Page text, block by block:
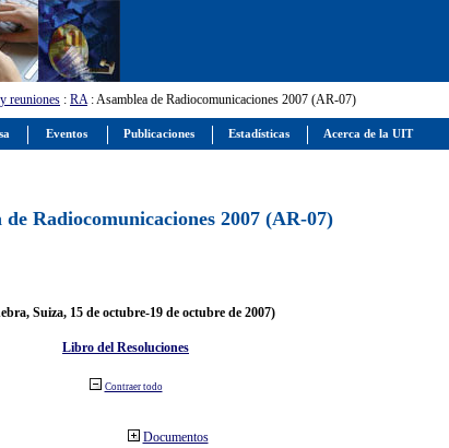
reuniones : RA: Asamblea de Radiocomunicaciones 2007 (AR-07)
de Radiocomunicaciones 2007 (AR-07)
Suiza, 15 de octubre-19 de octubre de 2007)
Libro del Resoluciones
Contraer todo
Documentos
Eventos Publicaciones Estadísticas Acerca de la UIT